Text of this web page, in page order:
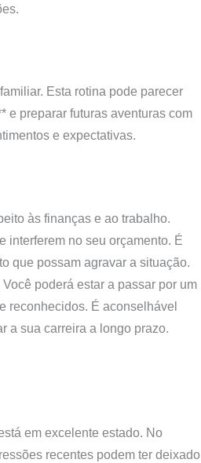
Esta rotina pode parecer
e preparar futuras aventuras com
e expectativas.
às finanças e ao trabalho.
interferem no seu orçamento. É
que possam agravar a situação.
poderá estar a passar por um
reconhecidos. É aconselhável
a sua carreira a longo prazo.
em excelente estado. No
recentes podem ter deixado